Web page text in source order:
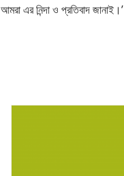
আমরা এর নিন্দা ও প্রতিবাদ জানাই।’